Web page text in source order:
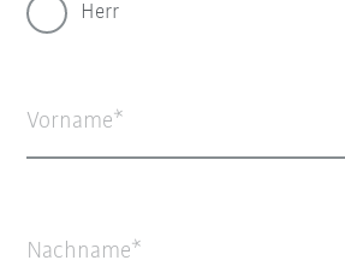
Herr
Vorname
Nachname